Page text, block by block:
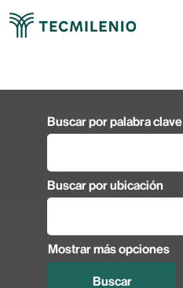
Buscar por palabra clave
Buscar por ubicación
Mostrar más opciones